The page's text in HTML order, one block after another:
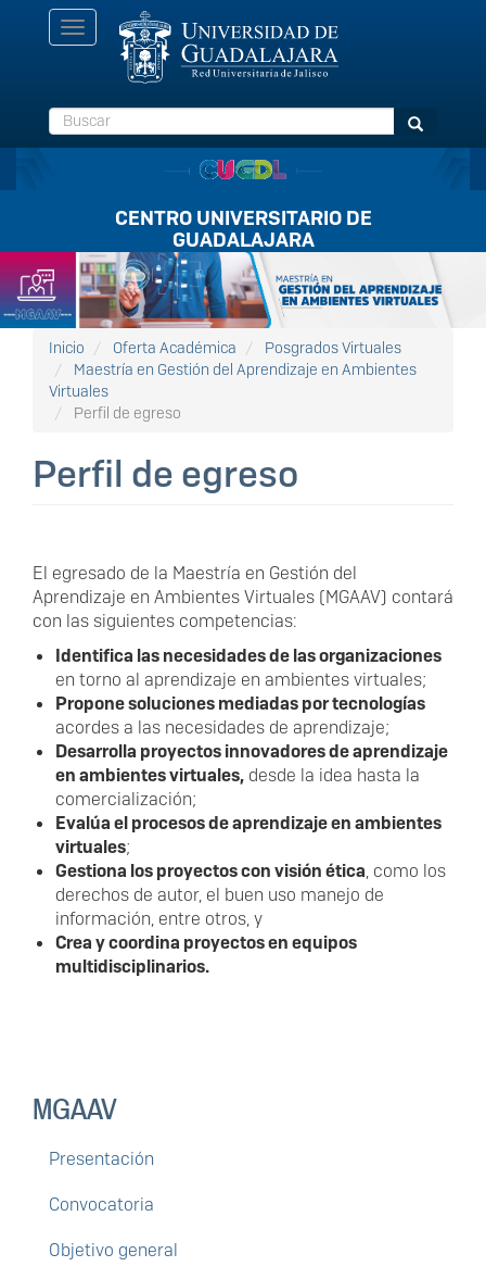
Toggle
navigation
Buscar Buscar
CENTRO UNIVERSITARIO DE
GUADALAJARA
Listón
FullScreen
Inicio Oferta Académica
Posgrados Virtuales
Maestría en Gestión del Aprendizaje en Ambientes
Virtuales
Perfil de egreso
Perfil de egreso
El egresado de la Maestría en Gestión del
Aprendizaje en Ambientes Virtuales (MGAAV) contará
con las siguientes competencias:
Identifica las necesidades de las organizaciones
en torno al aprendizaje en ambientes virtuales;
Propone soluciones mediadas por tecnologías
acordes a las necesidades de aprendizaje;
Desarrolla proyectos innovadores de aprendizaje
en ambientes virtuales, desde la idea hasta la
comercialización;
Evalúa el procesos de aprendizaje en ambientes
virtuales;
Gestiona los proyectos con visión ética, como los
derechos de autor, el buen uso manejo de
información, entre otros, y
Crea y coordina proyectos en equipos
multidisciplinarios.
MGAAV
Presentación
Convocatoria
Objetivo general